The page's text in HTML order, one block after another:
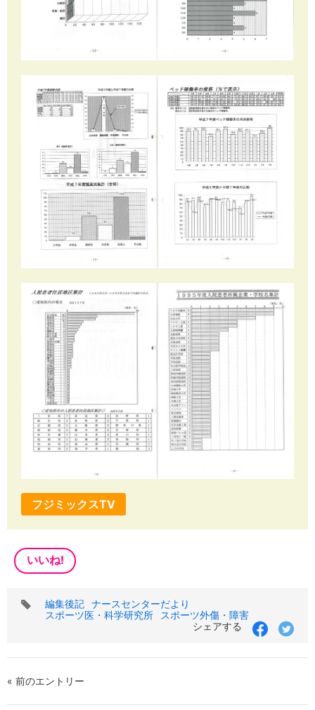
フジミックスTV
いいね!
タ
編集後記 ナースセンターだより
スポーツ医・科学研究所
スポーツ外傷・障害
シェアする
« 前のエントリー